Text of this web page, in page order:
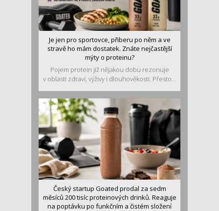
Je jen pro sportovce, přiberu po něm a ve
stravě ho mám dostatek. Znáte nejčastější
mýty o proteinu?
Pojem protein již nějakou dobu rezonuje
v oblasti zdraví, výživy i dlouhověkosti. Přesto...
Český startup Goated prodal za sedm
měsíců 200 tisíc proteinových drinků. Reaguje
na poptávku po funkčním a čistém složení